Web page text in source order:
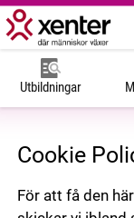
Utbildningar
Cookie
För att få den